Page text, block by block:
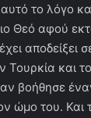
το λόγο
Θεό αφού
αποδείξει
Τουρκία και
βοήθησε
ώμο του. Και